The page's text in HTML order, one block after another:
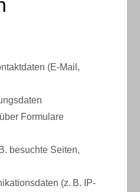
(E-Mail,
Formulare
besuchte Seiten,
(z. B. IP-